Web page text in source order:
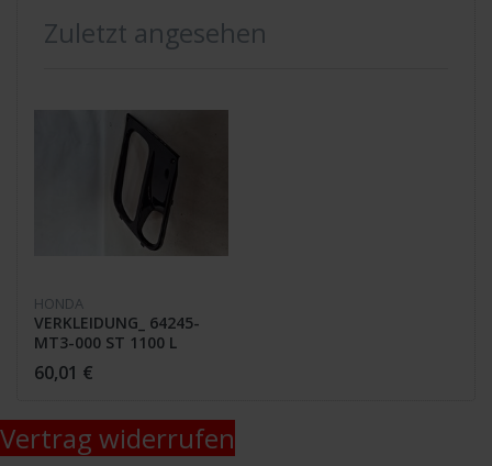
Zuletzt angesehen
HONDA
VERKLEIDUNG_ 64245-
MT3-000 ST 1100 L
60,01 €
Vertrag widerrufen